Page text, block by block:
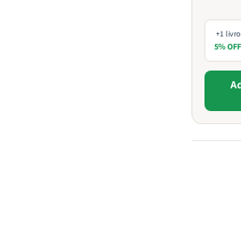
+1 livro
5% OFF